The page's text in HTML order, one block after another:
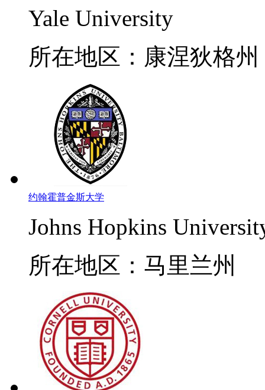
Yale University
所在地区：康涅狄格州
约翰霍普金斯大学
Johns Hopkins
所在地区：马里兰州